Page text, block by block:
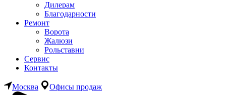
Дилерам
Благодарности
Ремонт
Ворота
Жалюзи
Рольставни
Сервис
Контакты
Москва Офисы продаж